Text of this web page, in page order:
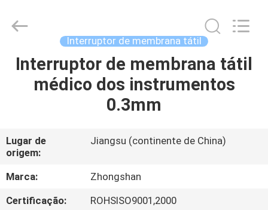
CASA
VÍDEOS
SOBRE
NÓS
Membrane
Switch
Interruptor de membrana tátil
Interruptor de membrana tátil
médico dos instrumentos
0.3mm
Lugar de
origem:
Jiangsu (continente de China)
Marca:
Zhongshan
Certificação:
ROHSISO9001,2000